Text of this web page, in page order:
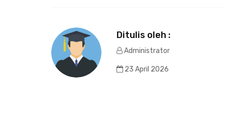
Ditulis oleh :
Administrator
23 April 2026